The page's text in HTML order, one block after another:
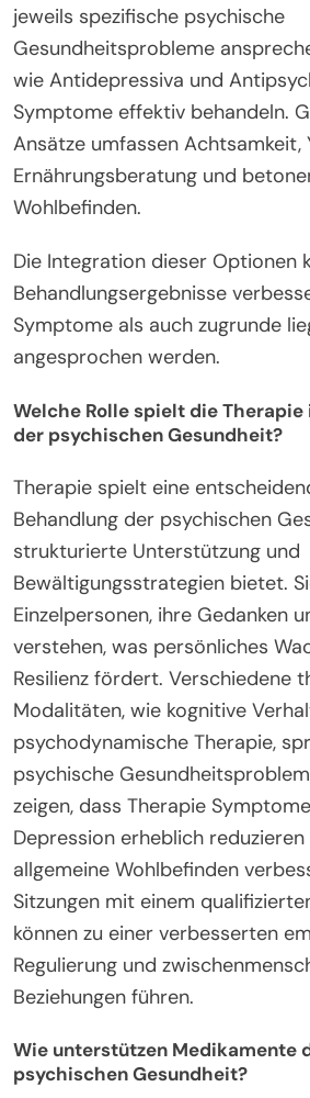
jeweils spezifische psychische
Gesundheitsprobleme
wie Antidepressiva und
Symptome effektiv behandeln.
Ansätze umfassen Achtsamkeit,
Ernährungsberatung und
Wohlbefinden.
Die Integration dieser Optionen
Behandlungsergebnisse
Symptome als auch zugrunde
angesprochen werden.
Welche Rolle spielt die Therapie
der psychischen Gesundheit?
Therapie spielt eine
Behandlung der psychischen
strukturierte Unterstützung und
Bewältigungsstrategien bietet.
Einzelpersonen, ihre Gedanken
verstehen, was persönliches
Resilienz fördert. Verschiedene
Modalitäten, wie kognitive
psychodynamische Therapie,
psychische
zeigen, dass Therapie
Depression erheblich reduzieren
allgemeine Wohlbefinden
Sitzungen mit einem
können zu einer verbesserten
Regulierung und
Beziehungen führen.
Wie unterstützen Medikamente
psychischen Gesundheit?